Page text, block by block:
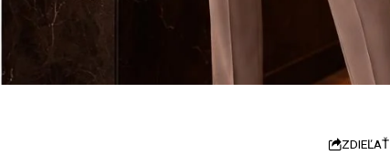
ZDIEĽAŤ